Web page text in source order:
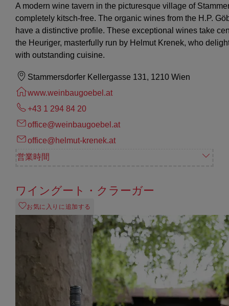
A modern wine tavern in the picturesque village of
completely kitsch-free. The organic wines from the H.P.
have a distinctive profile. These exceptional wines take
the Heuriger, masterfully run by Helmut Krenek, who
with outstanding cuisine.
Stammersdorfer Kellergasse 131, 1210 Wien
www.weinbaugoebel.at
+43 1 294 84 20
office@weinbaugoebel.at
office@helmut-krenek.at
営業時間
ワイングート・クラーガー
お気に入りに追加する